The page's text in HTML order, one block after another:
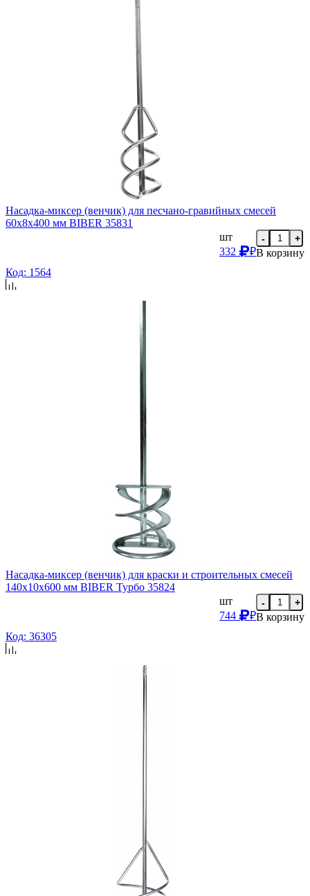
Насадка-миксер (венчик) для песчано-гравийных смесей
60х8х400 мм BIBER 35831
шт
332
₽
- +
В корзину
Код: 1564
Насадка-миксер (венчик) для краски и строительных смесей
140х10х600 мм BIBER Турбо 35824
шт
744
₽
- +
В корзину
Код: 36305